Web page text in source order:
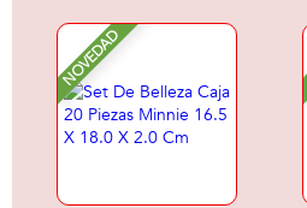
NOVEDAD